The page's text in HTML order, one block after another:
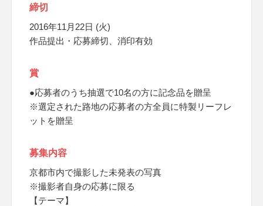
締切
2016年11月22日 (火)
作品提出・応募締切、消印有効
賞
●応募者のうち抽選で10名の方に記念品を贈呈
※選定された路地の応募者の方全員に特製リーフレ
ットを贈呈
募集内容
京都市内で撮影した未発表の写真
※撮影者自身の応募に限る
【テーマ】